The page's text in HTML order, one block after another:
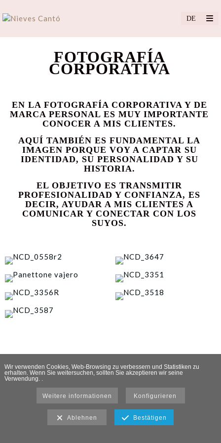
FOTOGRAFÍA
CORPORATIVA
EN LA FOTOGRAFÍA CORPORATIVA Y DE
MARCA PERSONAL ES MUY IMPORTANTE
CONOCER A MIS CLIENTES.
AQUÍ TAMBIÉN ES FUNDAMENTAL LA
IMAGEN PORQUE VOY A CAPTAR SU
IDENTIDAD, SU PERSONALIDAD Y SU
HISTORIA.
EL OBJETIVO ES TRANSMITIR
PROFESIONALIDAD Y CONFIANZA, ES
DECIR, AYUDAR A MIS CLIENTES A
COMUNICAR Y CONECTAR CON LOS
SUYOS.
Wir verwenden Cookies, Web-Browsing zu verbessern und Statistiken zu
erhalten. Wenn Sie weitersuchen, sollten Sie akzeptieren wir seine
Verwendung. .
Weitere informationen Konfigurieren
Ablehnen Bestätigen